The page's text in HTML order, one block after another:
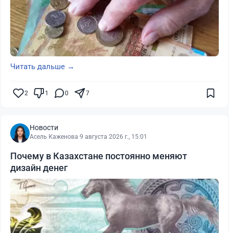
Читать дальше →
2 1 0 7
Новости
Асель Каженова·9 августа 2026 г., 15:01
Почему в Казахстане постоянно меняют
дизайн денег